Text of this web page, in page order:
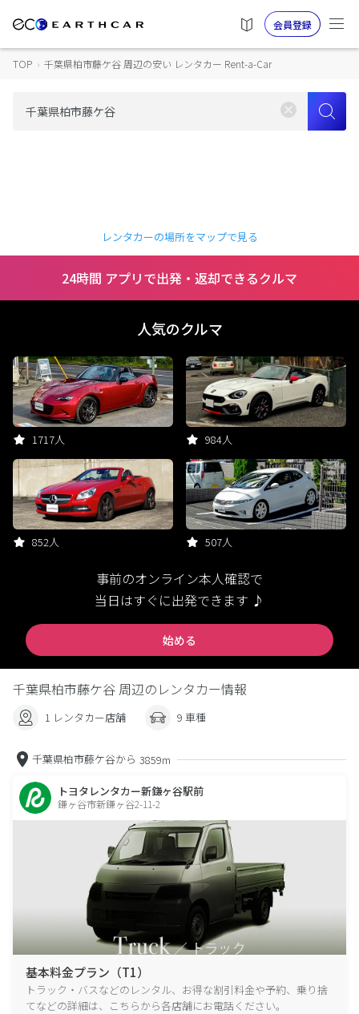
会員登録
TOP › 千葉県柏市藤ケ谷 周辺の安い レンタカー Rent-a-Car
レンタカーの場所をマップで見る
24時間 アプリで出発・返却できるクルマ
人気のクルマ
1717人 984人
852人 507人
事前のオンライン本人確認で
当日はすぐに出発できます ♪
始める
千葉県柏市藤ケ谷 周辺のレンタカー情報
1 レンタカー店舗 9 車種
千葉県柏市藤ケ谷から 3859m
トヨタレンタカー新鎌ヶ谷駅前
鎌ヶ谷市新鎌ヶ谷2-11-2
基本料金プラン（T1）
トラック・バスなどのレンタル、お得な割引料金や予約、乗り捨
てなどの詳細は、こちらから各店舗にお電話ください。